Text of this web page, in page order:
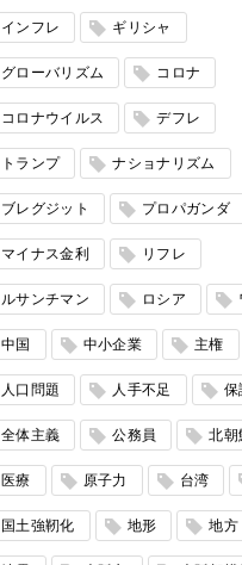
インフレ ギリシャ
グローバリズム コロナ
コロナウイルス デフレ
トランプ ナショナリズム
ブレグジット プロパガンダ
マイナス金利 リフレ
ルサンチマン ロシア
中国 中小企業 主権
人口問題 人手不足 保
全体主義 公務員 北朝
医療 原子力 台湾
国土強靭化 地形 地方